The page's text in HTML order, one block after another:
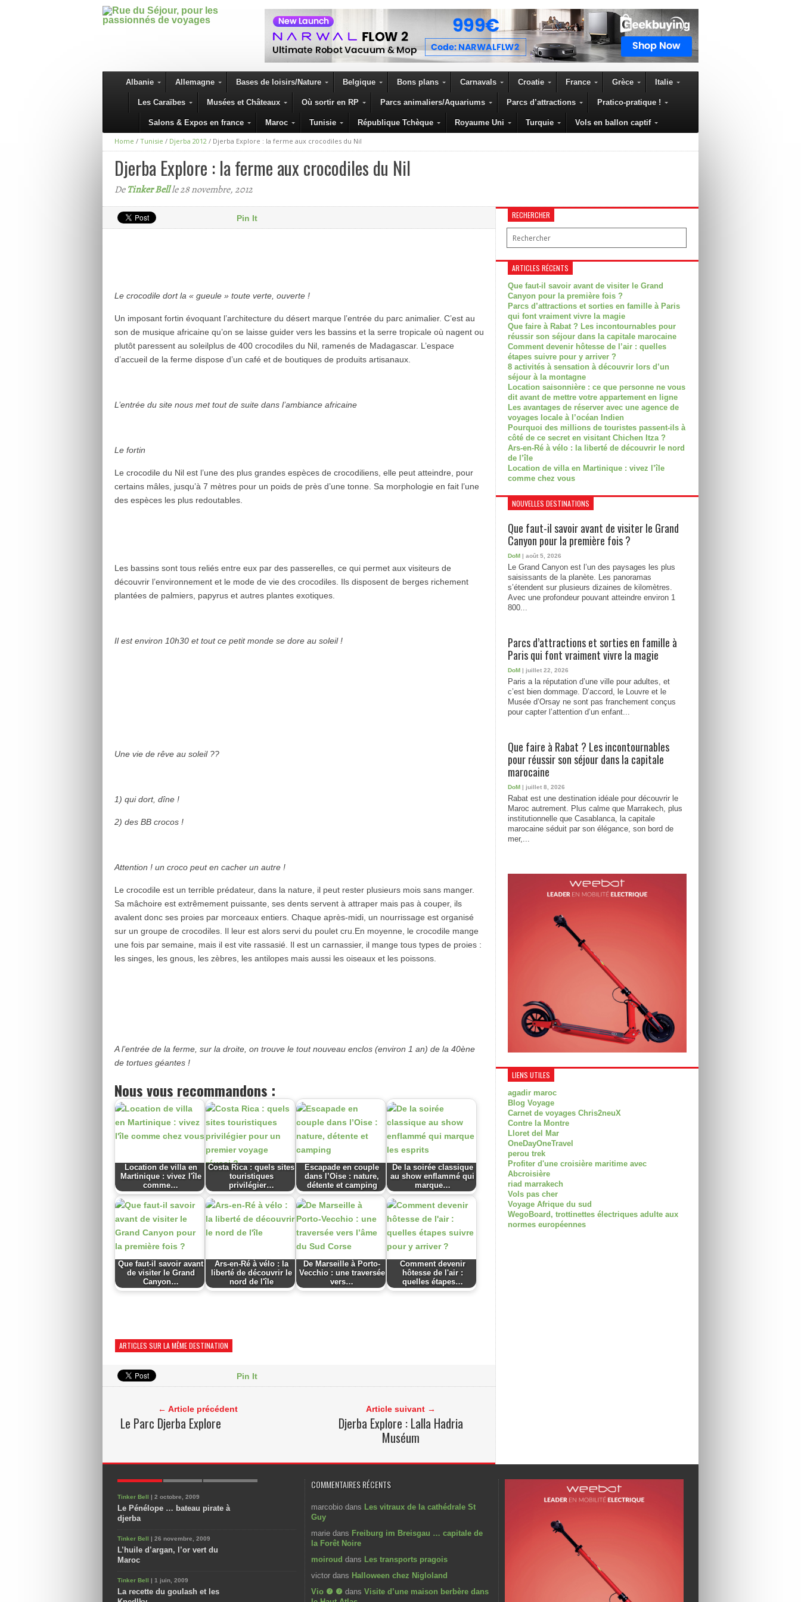
Albanie Allemagne Bases de loisirs/Nature Belgique Bons plans Carnavals Croatie France Grèce Italie
Les Caraïbes Musées et Châteaux Où sortir en RP Parcs animaliers/Aquariums Parcs d’attractions Pratico-pratique !
Salons & Expos en france Maroc Tunisie République Tchèque Royaume Uni Turquie Vols en ballon captif
Home / Tunisie / Djerba 2012 / Djerba Explore : la ferme aux crocodiles du Nil
Djerba Explore : la ferme aux crocodiles du Nil
DeTinker Bellle 28 novembre, 2012
Pin It
Le crocodile dort la « gueule » toute verte, ouverte !
Un imposant fortin évoquant l’architecture du désert marque l’entrée du parc animalier. C’est au
son de musique africaine qu’on se laisse guider vers les bassins et la serre tropicale où nagent ou
plutôt paressent au soleilplus de 400 crocodiles du Nil, ramenés de Madagascar. L’espace
d’accueil de la ferme dispose d’un café et de boutiques de produits artisanaux.
L’entrée du site nous met tout de suite dans l’ambiance africaine
Le fortin
Le crocodile du Nil est l’une des plus grandes espèces de crocodiliens, elle peut atteindre, pour
certains mâles, jusqu’à 7 mètres pour un poids de près d’une tonne. Sa morphologie en fait l’une
des espèces les plus redoutables.
Les bassins sont tous reliés entre eux par des passerelles, ce qui permet aux visiteurs de
découvrir l’environnement et le mode de vie des crocodiles. Ils disposent de berges richement
plantées de palmiers, papyrus et autres plantes exotiques.
Il est environ 10h30 et tout ce petit monde se dore au soleil !
Une vie de rêve au soleil ??
1) qui dort, dîne !
2) des BB crocos !
Attention ! un croco peut en cacher un autre !
Le crocodile est un terrible prédateur, dans la nature, il peut rester plusieurs mois sans manger.
Sa mâchoire est extrêmement puissante, ses dents servent à attraper mais pas à couper, ils
avalent donc ses proies par morceaux entiers. Chaque après-midi, un nourrissage est organisé
sur un groupe de crocodiles. Il leur est alors servi du poulet cru.En moyenne, le crocodile mange
une fois par semaine, mais il est vite rassasié. Il est un carnassier, il mange tous types de proies :
les singes, les gnous, les zèbres, les antilopes mais aussi les oiseaux et les poissons.
A l’entrée de la ferme, sur la droite, on trouve le tout nouveau enclos (environ 1 an) de la 40ène
de tortues géantes !
Nous vous recommandons :
Location de villa en
Martinique : vivez l'île
comme…
Costa Rica : quels sites
touristiques
privilégier…
Escapade en couple
dans l’Oise : nature,
détente et camping
De la soirée classique
au show enflammé qui
marque…
Que faut-il savoir avant
de visiter le Grand
Canyon…
Ars-en-Ré à vélo : la
liberté de découvrir le
nord de l'île
De Marseille à Porto-
Vecchio : une traversée
vers…
Comment devenir
hôtesse de l'air :
quelles étapes…
ARTICLES SUR LA MÊME DESTINATION
Pin It
← Article précédent
Le Parc Djerba Explore
Article suivant →
Djerba Explore : Lalla Hadria
Muséum
RECHERCHER
ARTICLES RÉCENTS
Que faut-il savoir avant de visiter le Grand
Canyon pour la première fois ?
Parcs d’attractions et sorties en famille à Paris
qui font vraiment vivre la magie
Que faire à Rabat ? Les incontournables pour
réussir son séjour dans la capitale marocaine
Comment devenir hôtesse de l’air : quelles
étapes suivre pour y arriver ?
8 activités à sensation à découvrir lors d’un
séjour à la montagne
Location saisonnière : ce que personne ne vous
dit avant de mettre votre appartement en ligne
Les avantages de réserver avec une agence de
voyages locale à l’océan Indien
Pourquoi des millions de touristes passent-ils à
côté de ce secret en visitant Chichen Itza ?
Ars-en-Ré à vélo : la liberté de découvrir le nord
de l’île
Location de villa en Martinique : vivez l’île
comme chez vous
NOUVELLES DESTINATIONS
Que faut-il savoir avant de visiter le Grand
Canyon pour la première fois ?
DoM | août 5, 2026
Le Grand Canyon est l’un des paysages les plus
saisissants de la planète. Les panoramas
s’étendent sur plusieurs dizaines de kilomètres.
Avec une profondeur pouvant atteindre environ 1
800...
Parcs d’attractions et sorties en famille à
Paris qui font vraiment vivre la magie
DoM | juillet 22, 2026
Paris a la réputation d’une ville pour adultes, et
c’est bien dommage. D’accord, le Louvre et le
Musée d’Orsay ne sont pas franchement conçus
pour capter l’attention d’un enfant...
Que faire à Rabat ? Les incontournables
pour réussir son séjour dans la capitale
marocaine
DoM | juillet 8, 2026
Rabat est une destination idéale pour découvrir le
Maroc autrement. Plus calme que Marrakech, plus
institutionnelle que Casablanca, la capitale
marocaine séduit par son élégance, son bord de
mer,...
LIENS UTILES
agadir maroc
Blog Voyage
Carnet de voyages Chris2neuX
Contre la Montre
Lloret del Mar
OneDayOneTravel
perou trek
Profiter d'une croisière maritime avec
Abcroisière
riad marrakech
Vols pas cher
Voyage Afrique du sud
WegoBoard, trottinettes électriques adulte aux
normes européennes
Tinker Bell | 2 octobre, 2009
Le Pénélope … bateau pirate à
djerba
Tinker Bell | 26 novembre, 2009
L’huile d’argan, l’or vert du
Maroc
Tinker Bell | 1 juin, 2009
La recette du goulash et les
COMMENTAIRES RÉCENTS
marcobio dans Les vitraux de la cathédrale St
Guy
marie dans Freiburg im Breisgau … capitale de
la Forêt Noire
moiroud dans Les transports pragois
victor dans Halloween chez Nigloland
Vio ❼ ❼ dans Visite d’une maison berbère dans